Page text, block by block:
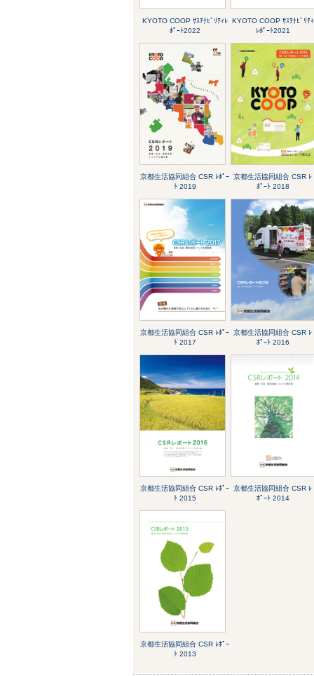
KYOTO COOP ｻｽﾃﾅﾋﾞﾘﾃｨﾚ
ﾎﾟｰﾄ2022
KYOTO COOP ｻｽﾃﾅﾋﾞﾘﾃｨ
ﾚﾎﾟｰﾄ2021
京都生活協同組合 CSR ﾚﾎﾟｰ
ﾄ 2019
京都生活協同組合 CSR ﾚ
ﾎﾟｰﾄ 2018
京都生活協同組合 CSR ﾚﾎﾟｰ
ﾄ 2017
京都生活協同組合 CSR ﾚ
ﾎﾟｰﾄ 2016
京都生活協同組合 CSR ﾚﾎﾟｰ
ﾄ 2015
京都生活協同組合 CSR ﾚ
ﾎﾟｰﾄ 2014
京都生活協同組合 CSR ﾚﾎﾟｰ
ﾄ 2013